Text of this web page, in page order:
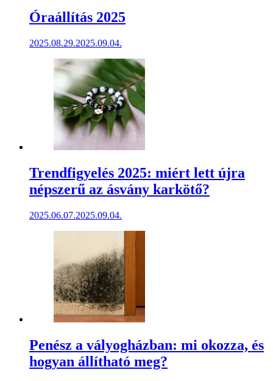
Óraállítás 2025
2025.08.29.2025.09.04.
Trendfigyelés 2025: miért lett újra
népszerű az ásvány karkötő?
2025.06.07.2025.09.04.
Penész a vályogházban: mi okozza, és
hogyan állítható meg?